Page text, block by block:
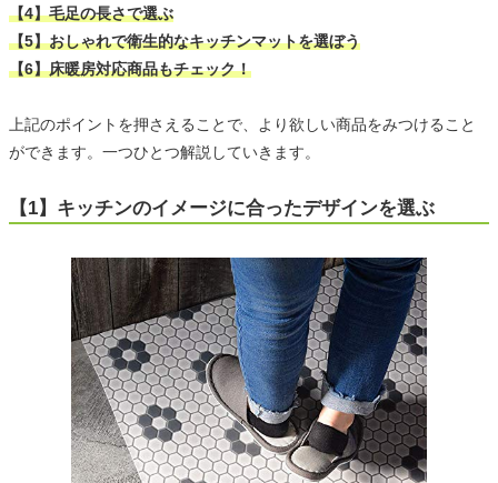
【4】毛足の長さで選ぶ
【5】おしゃれで衛生的なキッチンマットを選ぼう
【6】床暖房対応商品もチェック！
上記のポイントを押さえることで、より欲しい商品をみつけること
ができます。一つひとつ解説していきます。
【1】キッチンのイメージに合ったデザインを選ぶ